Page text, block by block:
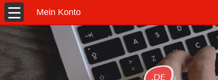
Mein Konto